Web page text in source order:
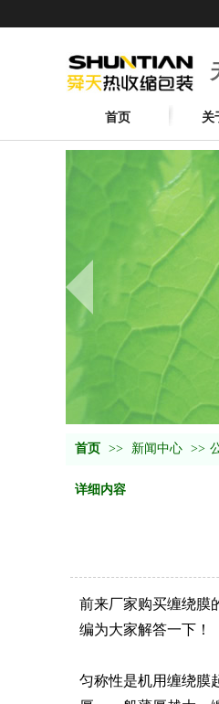
首页 关
首页 >> 新闻中心 >>
详细内容
前来厂家购买缠绕膜
编为大家解答一下！
匀称性是机用缠绕膜